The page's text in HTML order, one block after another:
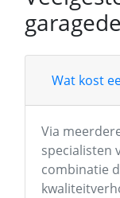
Wat kost
Via
specialisten
combinatie